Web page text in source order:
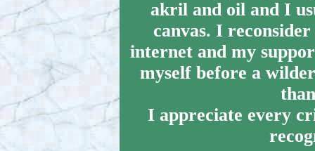
akril and oil and I
canvas. I
internet and my
myself before a
I appreciate every